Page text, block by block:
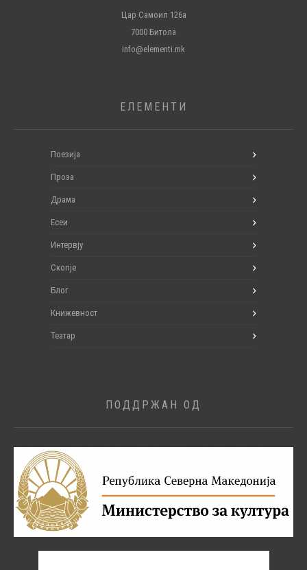
Цар Самоил 126а
7000 Битола
info@elementi.mk
ЕЛЕМЕНТИ
Поезија
Проза
Драма
Есеи
Интервју
Скопје
Блог
Книжевност
Театар
ПОДДРЖАН ОД